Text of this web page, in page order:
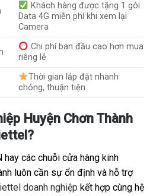
Khách hàng được tặng 1 gói
Data 4G miễn phí khi xem lại
Camera
Chi phí ban đầu cao hơn mua
riêng lẻ
Thời gian lắp đặt nhanh
chóng, thuận tiện
Huyện Chơn Thành
hay các chuỗi cửa hàng kinh
luôn cần sự ổn định và hỗ trợ
doanh nghiệp kết hợp cùng hệ